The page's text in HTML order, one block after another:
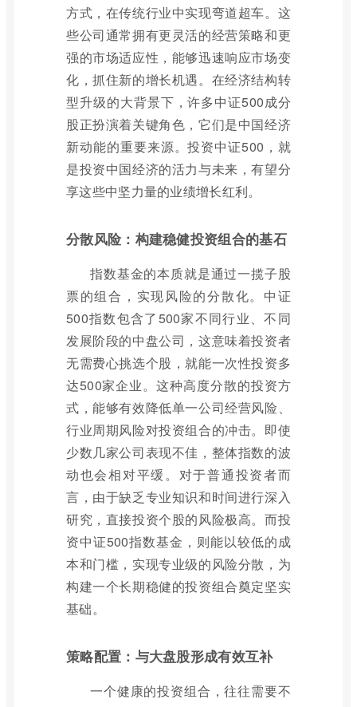
方式，在传统行业中实现弯道超车。这
些公司通常拥有更灵活的经营策略和更
强的市场适应性，能够迅速响应市场变
化，抓住新的增长机遇。在经济结构转
型升级的大背景下，许多中证500成分
股正扮演着关键角色，它们是中国经济
新动能的重要来源。投资中证500，就
是投资中国经济的活力与未来，有望分
享这些中坚力量的业绩增长红利。
分散风险：构建稳健投资组合的基石
指数基金的本质就是通过一揽子股
票的组合，实现风险的分散化。中证
500指数包含了500家不同行业、不同
发展阶段的中盘公司，这意味着投资者
无需费心挑选个股，就能一次性投资多
达500家企业。这种高度分散的投资方
式，能够有效降低单一公司经营风险、
行业周期风险对投资组合的冲击。即使
少数几家公司表现不佳，整体指数的波
动也会相对平缓。对于普通投资者而
言，由于缺乏专业知识和时间进行深入
研究，直接投资个股的风险极高。而投
资中证500指数基金，则能以较低的成
本和门槛，实现专业级的风险分散，为
构建一个长期稳健的投资组合奠定坚实
基础。
策略配置：与大盘股形成有效互补
一个健康的投资组合，往往需要不